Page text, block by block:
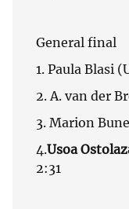
General final
1. Paula Blasi
2. A. van der
3. Marion
4.Usoa
2:31